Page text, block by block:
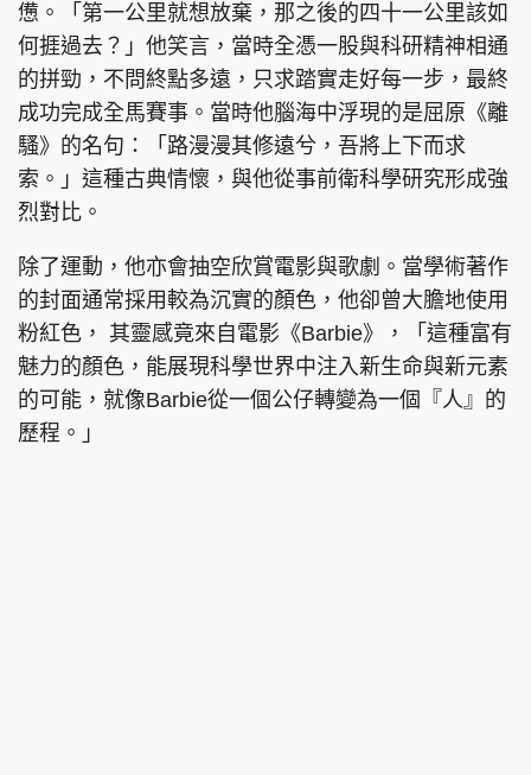
憊。「第一公里就想放棄，那之後的四十一公里該如
何捱過去？」他笑言，當時全憑一股與科研精神相通
的拼勁，不問終點多遠，只求踏實走好每一步，最終
成功完成全馬賽事。當時他腦海中浮現的是屈原《離
騷》的名句：「路漫漫其修遠兮，吾將上下而求
索。」這種古典情懷，與他從事前衛科學研究形成強
烈對比。
除了運動，他亦會抽空欣賞電影與歌劇。當學術著作
的封面通常採用較為沉實的顏色，他卻曾大膽地使用
粉紅色， 其靈感竟來自電影《Barbie》，「這種富有
魅力的顏色，能展現科學世界中注入新生命與新元素
的可能，就像Barbie從一個公仔轉變為一個『人』的
歷程。」